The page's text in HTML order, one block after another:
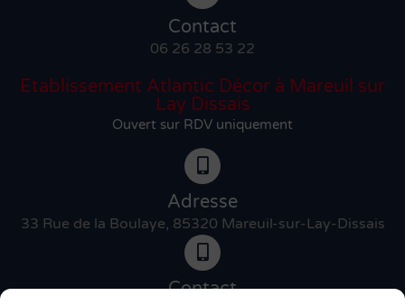
Contact
06 26 28 53 22
Etablissement Atlantic Décor à Mareuil sur
Lay Dissais
Ouvert sur RDV uniquement
Adresse
33 Rue de la Boulaye, 85320 Mareuil-sur-Lay-Dissais
Contact